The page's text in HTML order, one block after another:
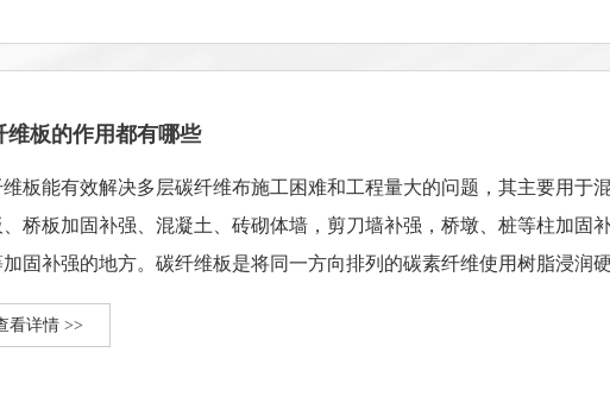
维板的作用都有哪些
板能有效解决多层碳纤维布施工困难和工程量大的问题，其主要用于
桥板加固补强、混凝土、砖砌体墙，剪刀墙补强，桥墩、桩等柱加固
固补强的地方。碳纤维板是将同一方向排列的碳素纤维使用树脂浸润
工便捷。
看详情 >>